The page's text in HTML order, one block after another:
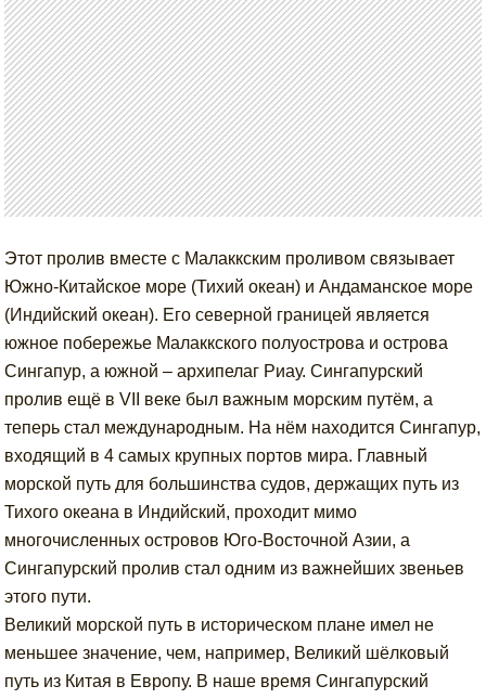
Этот пролив вместе с Малаккским проливом связывает
Южно-Китайское море (Тихий океан) и Андаманское море
(Индийский океан). Его северной границей является
южное побережье Малаккского полуострова и острова
Сингапур, а южной – архипелаг Риау. Сингапурский
пролив ещё в VII веке был важным морским путём, а
теперь стал международным. На нём находится Сингапур,
входящий в 4 самых крупных портов мира. Главный
морской путь для большинства судов, держащих путь из
Тихого океана в Индийский, проходит мимо
многочисленных островов Юго-Восточной Азии, а
Сингапурский пролив стал одним из важнейших звеньев
этого пути.
Великий морской путь в историческом плане имел не
меньшее значение, чем, например, Великий шёлковый
путь из Китая в Европу. В наше время Сингапурский